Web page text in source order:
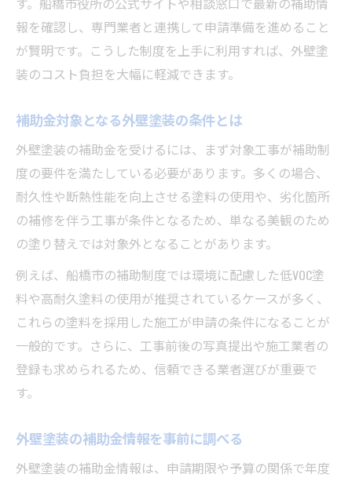
報を確認し、専門業者と連携して申請準備を進めること
が賢明です。こうした制度を上手に利用すれば、外壁塗
装のコスト負担を大幅に軽減できます。
補助金対象となる外壁塗装の条件とは
外壁塗装の補助金を受けるには、まず対象工事が補助制
度の要件を満たしている必要があります。多くの場合、
耐久性や断熱性能を向上させる塗料の使用や、劣化箇所
の補修を伴う工事が条件となるため、単なる美観のため
の塗り替えでは対象外となることがあります。
例えば、船橋市の補助制度では環境に配慮した低VOC塗
料や高耐久塗料の使用が推奨されているケースが多く、
これらの塗料を採用した施工が申請の条件になることが
一般的です。さらに、工事前後の写真提出や施工業者の
登録も求められるため、信頼できる業者選びが重要で
す。
外壁塗装の補助金情報を事前に調べる
外壁塗装の補助金情報は、申請期限や予算の関係で年度